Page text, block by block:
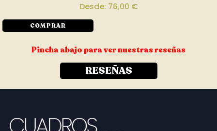
Desde: 76,00 €
COMPRAR
Pincha abajo para ver nuestras reseñas
RESEÑAS